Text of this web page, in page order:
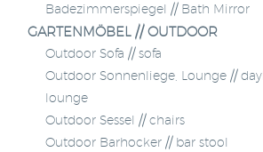
Badezimmerspiegel // Bath Mirror
GARTENMÖBEL // OUTDOOR
Outdoor Sofa // sofa
Outdoor Sonnenliege, Lounge //
lounge
Outdoor Sessel // chairs
Outdoor Barhocker // bar stool